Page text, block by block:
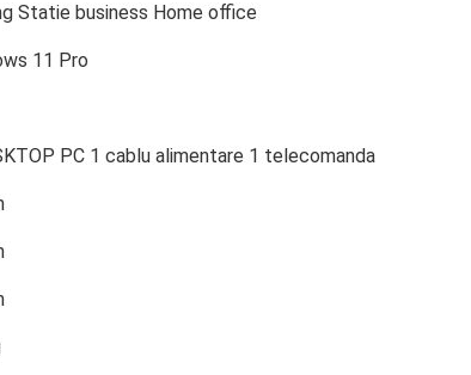
Statie business Home office
11 Pro
PC 1 cablu alimentare 1 telecomanda